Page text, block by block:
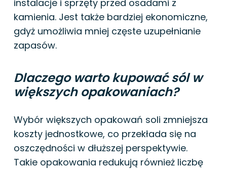
instalacje i sprzęty przed osadami z
kamienia. Jest także bardziej ekonomiczne,
gdyż umożliwia mniej częste uzupełnianie
zapasów.
Dlaczego warto kupować sól w
większych opakowaniach?
Wybór większych opakowań soli zmniejsza
koszty jednostkowe, co przekłada się na
oszczędności w dłuższej perspektywie.
Takie opakowania redukują również liczbę